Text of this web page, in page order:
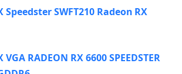
Speedster SWFT210 Radeon RX
RADEON RX 6600 SPEEDSTER